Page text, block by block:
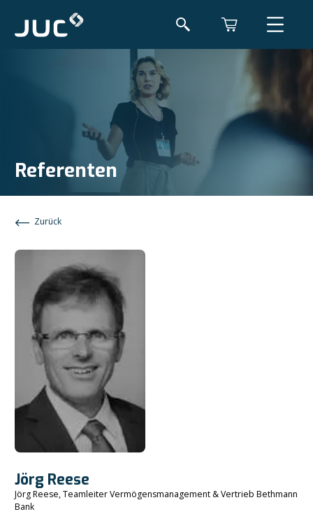
Referenten
Zurück
Jörg Reese
Jörg Reese, Teamleiter Vermögensmanagement & Vertrieb Bethmann
Bank